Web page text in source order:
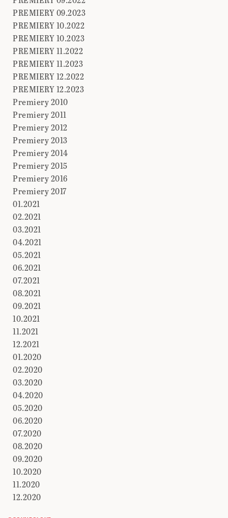
PREMIERY 09.2023
PREMIERY 10.2022
PREMIERY 10.2023
PREMIERY 11.2022
PREMIERY 11.2023
PREMIERY 12.2022
PREMIERY 12.2023
Premiery 2010
Premiery 2011
Premiery 2012
Premiery 2013
Premiery 2014
Premiery 2015
Premiery 2016
Premiery 2017
01.2021
02.2021
03.2021
04.2021
05.2021
06.2021
07.2021
08.2021
09.2021
10.2021
11.2021
12.2021
01.2020
02.2020
03.2020
04.2020
05.2020
06.2020
07.2020
08.2020
09.2020
10.2020
11.2020
12.2020